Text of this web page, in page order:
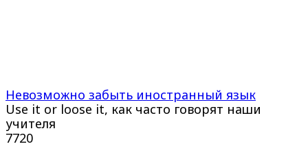
Невозможно забыть иностранный язык
Use it or loose it, как часто говорят наши
учителя
7720